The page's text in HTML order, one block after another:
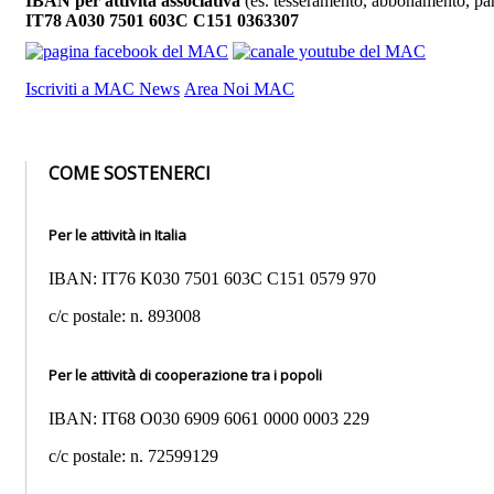
IT78 A030 7501 603C C151 0363307
Iscriviti a MAC News Area Noi MAC
COME SOSTENERCI
Per le attività in Italia
IBAN: IT76 K030 7501 603C C151 0579 970
c/c postale: n. 893008
Per le attività di cooperazione tra i popoli
IBAN: IT68 O030 6909 6061 0000 0003 229
c/c postale: n. 72599129